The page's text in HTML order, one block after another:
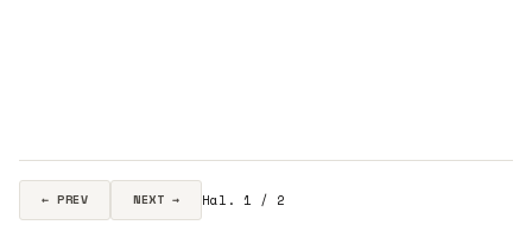
← PREV NEXT → Hal. 1 / 2